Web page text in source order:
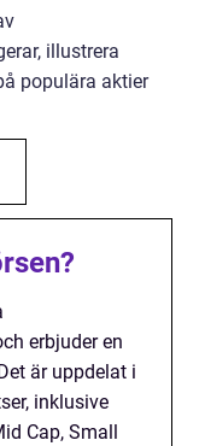
illustrera
populära aktier
erbjuder en
är uppdelat i
inklusive
Cap, Small